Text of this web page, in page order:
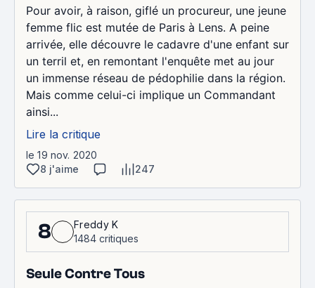
Pour avoir, à raison, giflé un procureur, une jeune
femme flic est mutée de Paris à Lens. A peine
arrivée, elle découvre le cadavre d'une enfant sur
un terril et, en remontant l'enquête met au jour
un immense réseau de pédophilie dans la région.
Mais comme celui-ci implique un Commandant
ainsi...
Lire la critique
le 19 nov. 2020
8 j'aime
247
8
Freddy K
1484 critiques
Seule Contre Tous